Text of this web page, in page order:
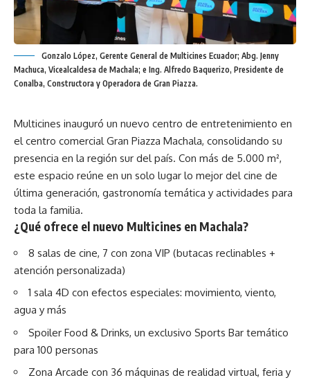
Gonzalo López, Gerente General de Multicines Ecuador; Abg. Jenny
Machuca, Vicealcaldesa de Machala; e Ing. Alfredo Baquerizo, Presidente de
Conalba, Constructora y Operadora de Gran Piazza.
Multicines inauguró un nuevo centro de entretenimiento en
el centro comercial Gran Piazza Machala, consolidando su
presencia en la región sur del país. Con más de 5.000 m²,
este espacio reúne en un solo lugar lo mejor del cine de
última generación, gastronomía temática y actividades para
toda la familia.
¿Qué ofrece el nuevo Multicines en Machala?
8 salas de cine, 7 con zona VIP (butacas reclinables +
atención personalizada)
1 sala 4D con efectos especiales: movimiento, viento,
agua y más
Spoiler Food & Drinks, un exclusivo Sports Bar temático
para 100 personas
Zona Arcade con 36 máquinas de realidad virtual, feria y